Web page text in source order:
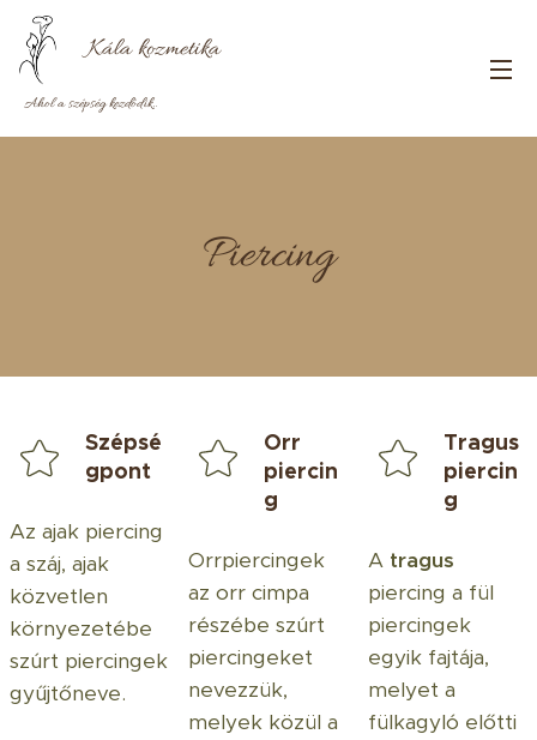
Kála kozmetika
Ahol a szépség kezdődik..
Piercing
Szépsé
gpont
Az ajak piercing
a száj, ajak
közvetlen
környezetébe
szúrt piercingek
gyűjtőneve.
Orr
piercin
g
Orrpiercingek
az orr cimpa
részébe szúrt
piercingeket
nevezzük,
melyek közül a
Tragus
piercin
g
A tragus
piercing a fül
piercingek
egyik fajtája,
melyet a
fülkagyló előtti